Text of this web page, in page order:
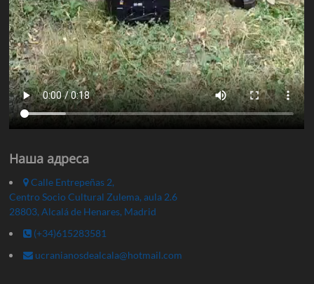
Наша адреса
Calle Entrepeñas 2,
Centro Socio Cultural Zulema, aula 2.6
28803, Alcalá de Henares, Madrid
(+34)615283581
ucranianosdealcala@hotmail.com